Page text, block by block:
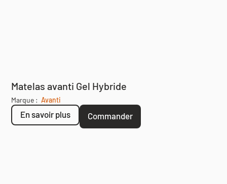
Matelas avanti Gel Hybride
Marque : Avanti
En savoir plus Commander